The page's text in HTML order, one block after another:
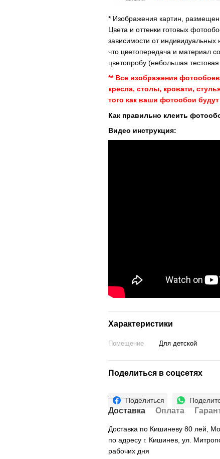
* Изображения картин,
Цвета и оттенки готовых
зависимости от индивидуальных
что цветопередача и материал
цветопробу (небольшая
** Все изображения
кресла, столы, кровати,
того как ваши фотообои
Как правильно клеить
Видео инструкция:
Характеристики
Помещение Для детской
Поделиться в соцсетях
Поделиться
Доставка Оплата
Доставка по Кишиневу 80 лей,
по адресу г. Кишинев, ул.
рабочих дня